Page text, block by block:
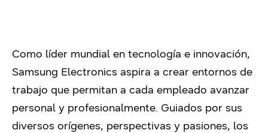
Como líder mundial en tecnología e innovación,
Samsung Electronics aspira a crear entornos de
trabajo que permitan a cada empleado avanzar
personal y profesionalmente. Guiados por sus
diversos orígenes, perspectivas y pasiones, los